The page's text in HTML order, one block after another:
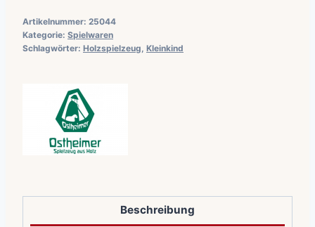
Artikelnummer: 25044
Kategorie: Spielwaren
Schlagwörter: Holzspielzeug Kleinkind
Beschreibung